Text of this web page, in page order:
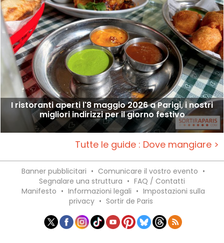
I ristoranti aperti l'8 maggio 2026 a Parigi, i nostri
migliori indirizzi per il giorno festivo
Tutte le guide : Dove mangiare >
Banner pubblicitari • Comunicare il vostro evento •
Segnalare una struttura • FAQ / Contatti
Manifesto • Informazioni legali • Impostazioni sulla
privacy • Sortir de Paris